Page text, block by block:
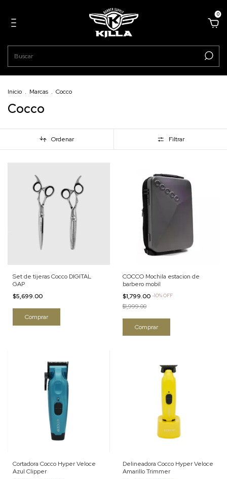
0
Inicio . Marcas . Cocco
Cocco
Ordenar Filtrar
Set de tijeras Cocco DIGITAL
GAP
$5,699.00
COCCO Mochila estacion de
barbero mobil
$1,799.00 -10%OFF
$1,999.00
Cortadora Cocco Hyper Veloce
Azul Clipper
Delineadora Cocco Hyper Veloce
Amarillo Trimmer